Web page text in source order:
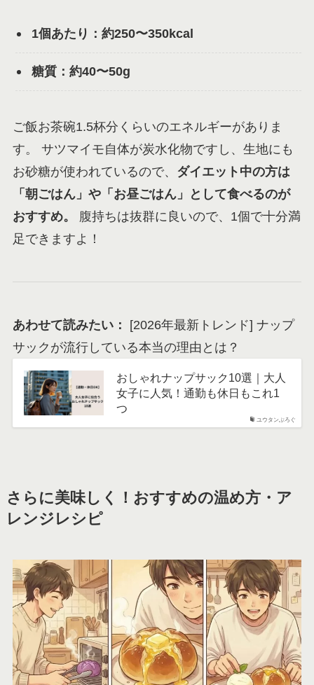
1個あたり：約250〜350kcal
糖質：約40〜50g
ご飯お茶碗1.5杯分くらいのエネルギーがありま
す。 サツマイモ自体が炭水化物ですし、生地にも
お砂糖が使われているので、 ダイエット中の方は
「朝ごはん」や「お昼ごはん」として食べるのが
おすすめ。
腹持ちは抜群に良いので、1個で十分満
足できますよ！
あわせて読みたい：
[2026年最新トレンド] ナップ
サックが流行している本当の理由とは？
ユウタンぶろぐ
おしゃれナップサック10選｜大人
女子に人気！通勤も休日もこれ1
つ
さらに美味しく！おすすめの温め方・ア
レンジレシピ